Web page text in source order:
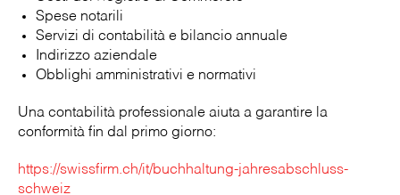
Spese notarili
Servizi di contabilità e bilancio annuale
Indirizzo aziendale
Obblighi amministrativi e normativi
Una contabilità professionale aiuta a garantire la
conformità fin dal primo giorno:
https://swissfirm.ch/it/buchhaltung-jahresabschluss-
schweiz